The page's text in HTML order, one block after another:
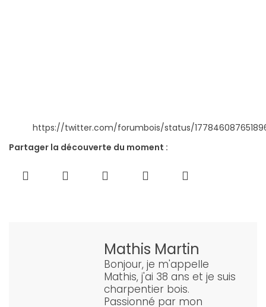
https://twitter.com/forumbois/status/
Partager la découverte du moment :
Mathis Martin
Bonjour, je m'appelle
Mathis, j'ai 38 ans et je suis
charpentier bois.
Passionné par mon